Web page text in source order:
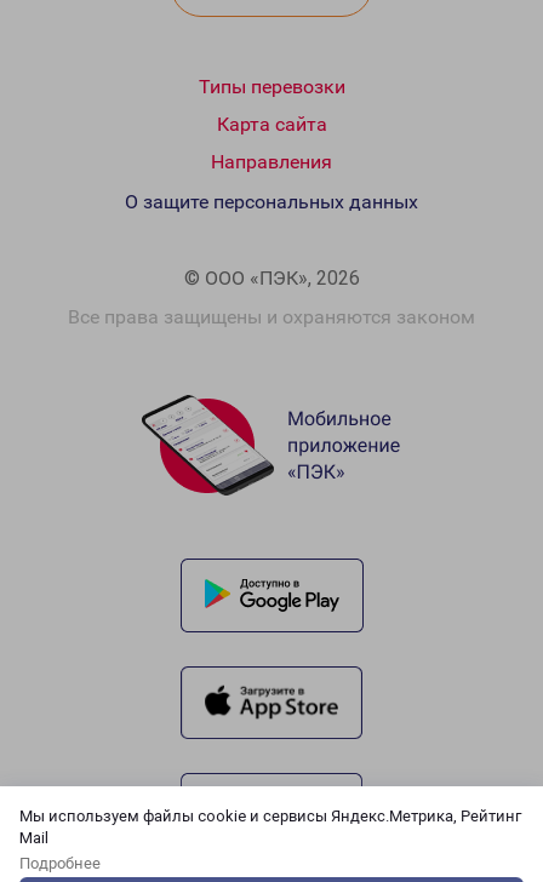
Мы используем файлы cookie и сервисы Яндекс.Метрика, Рейтинг
Mail
Подробнее
Типы перевозки
Карта сайта
Направления
© ООО «ПЭК», 2026
Все права защищены и охраняются законом
О защите персональных данных